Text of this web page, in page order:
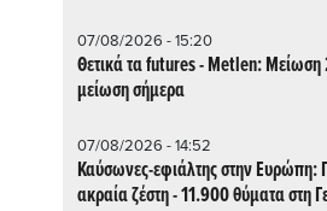
07/08/2026 - 15:20
Θετικά τα futures - Metlen:
μείωση σήμερα
07/08/2026 - 14:52
Καύσωνες-εφιάλτης στην
ακραία ζέστη - 11.900 θύματα στη